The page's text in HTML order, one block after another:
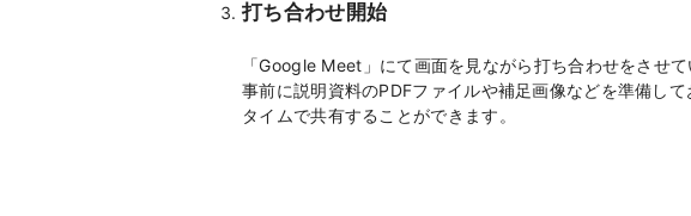
打ち合わせ開始
「Google Meet」にて画面を見ながら打ち合わせをさせて
事前に説明資料のPDFファイルや補足画像などを準備し
タイムで共有することができます。